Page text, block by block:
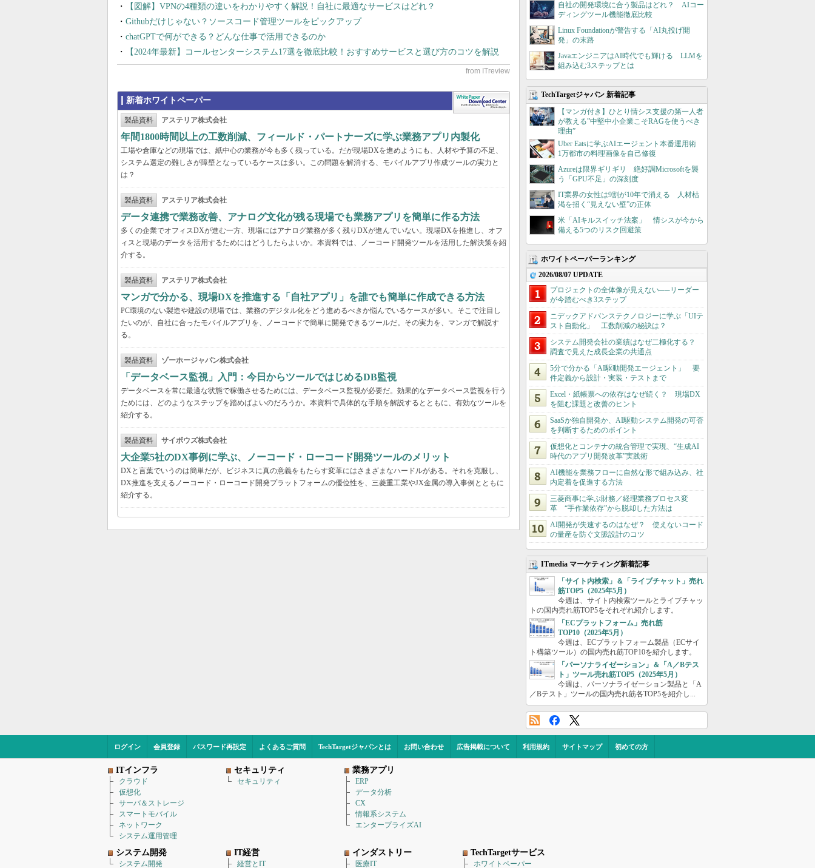
【図解】VPNの4種類の違いをわかりやすく解説！自社に最適なサービスはどれ？
Githubだけじゃない？ソースコード管理ツールをピックアップ
chatGPTで何ができる？どんな仕事で活用できるのか
【2024年最新】コールセンターシステム17選を徹底比較！おすすめサービスと選び方のコツを解説
新着ホワイトペーパー
製品資料 アステリア株式会社
年間1800時間以上の工数削減、フィールド・パートナーズに学ぶ業務アプリ内製化
工場や倉庫などの現場では、紙中心の業務が今も多く残っている。だが現場DXを進めようにも、人材や予算の不足、
システム選定の難しさが障壁となっているケースは多い。この問題を解消する、モバイルアプリ作成ツールの実力と
は？
製品資料 アステリア株式会社
データ連携で業務改善、アナログ文化が残る現場でも業務アプリを簡単に作る方法
多くの企業でオフィスDXが進む一方、現場にはアナログ業務が多く残りDXが進んでいない。現場DXを推進し、オフ
ィスと現場のデータを活用するためにはどうしたらよいか。本資料では、ノーコード開発ツールを活用した解決策を紹
介する。
製品資料 アステリア株式会社
マンガで分かる、現場DXを推進する「自社アプリ」を誰でも簡単に作成できる方法
PC環境のない製造や建設の現場では、業務のデジタル化をどう進めるべきか悩んでいるケースが多い。そこで注目し
たいのが、自社に合ったモバイルアプリを、ノーコードで簡単に開発できるツールだ。その実力を、マンガで解説す
る。
製品資料 ゾーホージャパン株式会社
「データベース監視」入門：今日からツールではじめるDB監視
データベースを常に最適な状態で稼働させるためには、データベース監視が必要だ。効果的なデータベース監視を行う
ためには、どのようなステップを踏めばよいのだろうか。本資料で具体的な手順を解説するとともに、有効なツールを
紹介する。
製品資料 サイボウズ株式会社
大企業5社のDX事例に学ぶ、ノーコード・ローコード開発ツールのメリット
DXと言葉でいうのは簡単だが、ビジネスに真の意義をもたらす変革にはさまざまなハードルがある。それを克服し、
DX推進を支えるノーコード・ローコード開発プラットフォームの優位性を、三菱重工業やJX金属の導入事例とともに
紹介する。
自社の開発環境に合う製品はどれ？ AIコー
ディングツール機能徹底比較
Linux Foundationが警告する「AI丸投げ開
発」の末路
JavaエンジニアはAI時代でも輝ける LLMを
組み込む3ステップとは
TechTargetジャパン 新着記事
【マンガ付き】ひとり情シス支援の第一人者
が教える”中堅中小企業こそRAGを使うべき
理由”
Uber Eatsに学ぶAIエージェント本番運用術
1万都市の料理画像を自己修復
Azureは限界ギリギリ 絶好調Microsoftを襲
う「GPU不足」の深刻度
IT業界の女性は9割が10年で消える 人材枯
渇を招く“見えない壁”の正体
米「AIキルスイッチ法案」 情シスが今から
備える5つのリスク回避策
ホワイトペーパーランキング
2026/08/07 UPDATE
プロジェクトの全体像が見えない──リーダー
が今踏むべき3ステップ
ニデックアドバンステクノロジーに学ぶ「UIテ
スト自動化」 工数削減の秘訣は？
システム開発会社の業績はなぜ二極化する？
調査で見えた成長企業の共通点
5分で分かる「AI駆動開発エージェント」 要
件定義から設計・実装・テストまで
Excel・紙帳票への依存はなぜ続く？ 現場DX
を阻む課題と改善のヒント
SaaSか独自開発か、AI駆動システム開発の可否
を判断するためのポイント
仮想化とコンテナの統合管理で実現、“生成AI
時代のアプリ開発改革”実践術
AI機能を業務フローに自然な形で組み込み、社
内定着を促進する方法
三菱商事に学ぶ財務／経理業務プロセス変
革 “手作業依存”から脱却した方法は
AI開発が失速するのはなぜ？ 使えないコード
の量産を防ぐ文脈設計のコツ
ITmedia マーケティング新着記事
「サイト内検索」＆「ライブチャット」売れ
筋TOP5（2025年5月）
今週は、サイト内検索ツールとライブチャッ
トの国内売れ筋TOP5をそれぞれ紹介します。
「ECプラットフォーム」売れ筋
TOP10（2025年5月）
今週は、ECプラットフォーム製品（ECサイ
ト構築ツール）の国内売れ筋TOP10を紹介します。
「パーソナライゼーション」＆「A／Bテス
ト」ツール売れ筋TOP5（2025年5月）
今週は、パーソナライゼーション製品と「A
／Bテスト」ツールの国内売れ筋各TOP5を紹介し...
ログイン 会員登録 パスワード再設定 よくあるご質問 TechTargetジャパンとは お問い合わせ 広告掲載について 利用規約 サイトマップ 初めての方
ITインフラ
クラウド
仮想化
サーバ＆ストレージ
スマートモバイル
ネットワーク
システム運用管理
セキュリティ
セキュリティ
業務アプリ
ERP
データ分析
CX
情報系システム
エンタープライズAI
システム開発
システム開発
IT経営
経営とIT
インダストリー
医療IT
TechTargetサービス
ホワイトペーパー